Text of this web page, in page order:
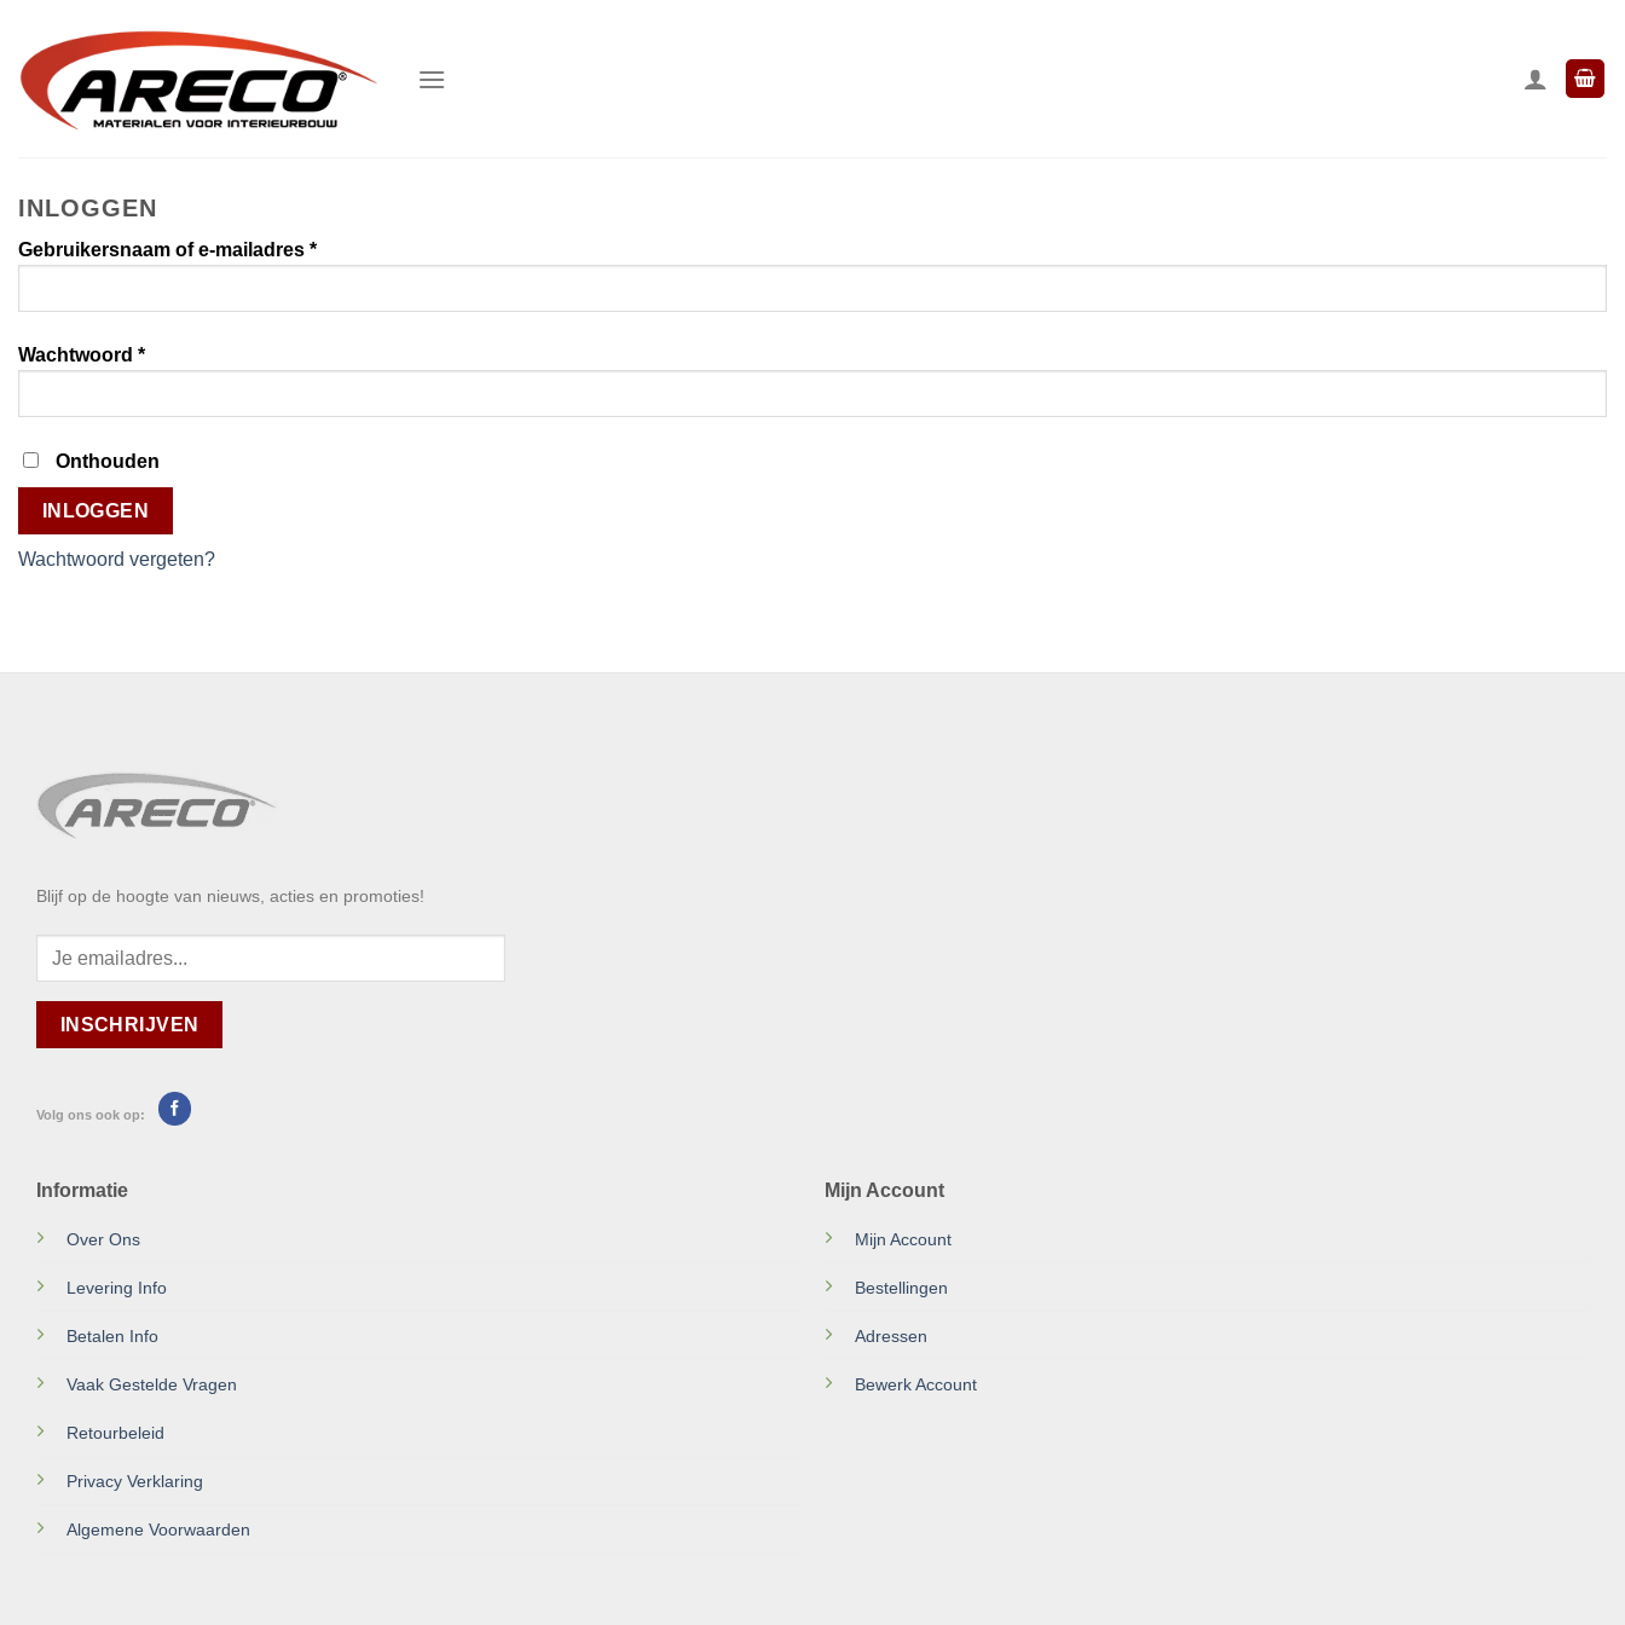
inhoud
INLOGGEN
Gebruikersnaam of e-mailadres *Vereist
Wachtwoord *Vereist
Onthouden
INLOGGEN
Wachtwoord vergeten?
Blijf op de hoogte van nieuws, acties en promoties!
Volg ons ook op:
Informatie
Over Ons
Levering Info
Betalen Info
Vaak Gestelde Vragen
Retourbeleid
Privacy Verklaring
Algemene Voorwaarden
Mijn Account
Mijn Account
Bestellingen
Adressen
Bewerk Account